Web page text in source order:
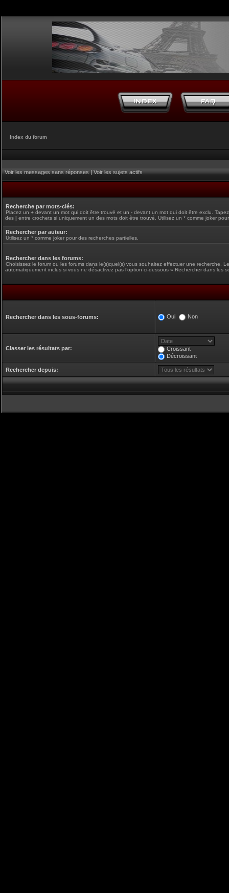
Index du forum
Voir les messages sans réponses|Voir les sujets actifs
Recherche par mots-clés:
Placez un + devant un mot qui doit être trouvé et un - devant un mot qui doit être exclu.
des | entre crochets si uniquement un des mots doit être trouvé. Utilisez un * comme joker
Rechercher par auteur:
Utilisez un * comme joker pour des recherches partielles.
Rechercher dans les forums:
Choisissez le forum ou les forums dans le(s)quel(s) vous souhaitez effectuer une recherche.
automatiquement inclus si vous ne désactivez pas l’option ci-dessous « Rechercher dans les
Rechercher dans les sous-forums: Oui Non
Classer les résultats par:
Croissant
Décroissant
Rechercher depuis: